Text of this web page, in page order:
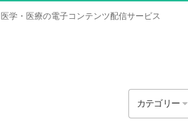
医学・医療の電子コンテンツ配信サービス
カテゴリー